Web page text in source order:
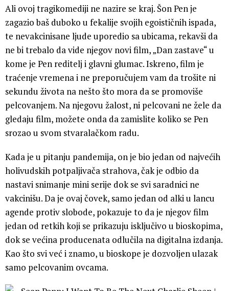
Ali ovoj tragikomediji ne nazire se kraj. Šon Pen je
zagazio baš duboko u fekalije svojih egoističnih ispada,
te nevakcinisane ljude uporedio sa ubicama, rekavši da
ne bi trebalo da vide njegov novi film, „Dan zastave“ u
kome je Pen reditelj i glavni glumac. Iskreno, film je
traćenje vremena i ne preporučujem vam da trošite ni
sekundu života na nešto što mora da se promoviše
pelcovanjem. Na njegovu žalost, ni pelcovani ne žele da
gledaju film, možete onda da zamislite koliko se Pen
srozao u svom stvaralačkom radu.
Kada je u pitanju pandemija, on je bio jedan od najvećih
holivudskih potpaljivača strahova, čak je odbio da
nastavi snimanje mini serije dok se svi saradnici ne
vakcinišu. Da je ovaj čovek, samo jedan od alki u lancu
agende protiv slobode, pokazuje to da je njegov film
jedan od retkih koji se prikazuju isključivo u bioskopima,
dok se većina producenata odlučila na digitalna izdanja.
Kao što svi već i znamo, u bioskope je dozvoljen ulazak
samo pelcovanim ovcama.